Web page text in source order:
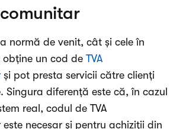
normă de venit, cât și cele în
obține un cod deTVA
și pot presta servicii către clienți
Singura diferență este că, în cazul
real, codul de TVA
necesar și pentru achiziții din